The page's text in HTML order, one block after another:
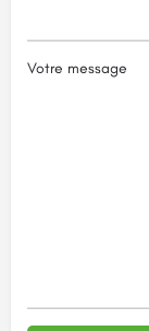
Votre message